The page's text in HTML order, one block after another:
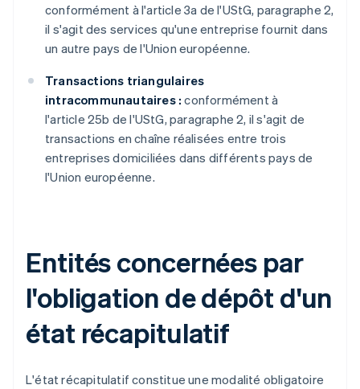
conformément à l'article 3a de l'UStG, paragraphe 2,
il s'agit des services qu'une entreprise fournit dans
un autre pays de l'Union européenne.
Transactions triangulaires
intracommunautaires : conformément à
l'article 25b de l'UStG, paragraphe 2, il s'agit de
transactions en chaîne réalisées entre trois
entreprises domiciliées dans différents pays de
l'Union européenne.
Entités concernées par
l'obligation de dépôt d'un
état récapitulatif
L'état récapitulatif constitue une modalité obligatoire